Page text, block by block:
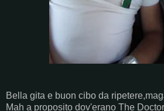
Bella gita e buon cibo da
Mah a proposito dov'erano The